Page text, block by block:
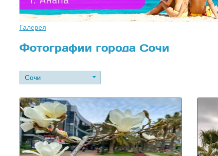
Галерея
Фотографии города Сочи
Сочи